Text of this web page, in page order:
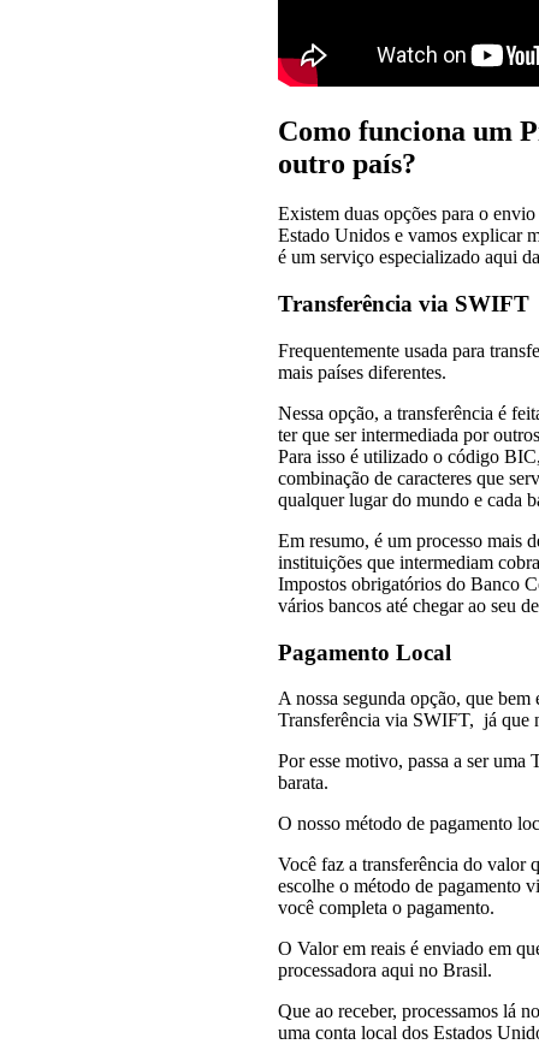
Como funciona um
outro país?
Existem duas opções para o
Estado Unidos e vamos explicar
é um serviço especializado aqui
Transferência via SWIFT
Frequentemente usada para
mais países diferentes.
Nessa opção, a transferência é
ter que ser intermediada por
Para isso é utilizado o código
combinação de caracteres que
qualquer lugar do mundo e cada
Em resumo, é um processo mais
instituições que intermediam
Impostos obrigatórios do Banco
vários bancos até chegar ao seu
Pagamento Local
A nossa segunda opção, que
Transferência via SWIFT, já que
Por esse motivo, passa a ser uma
barata.
O nosso método de pagamento
Você faz a transferência do valor
escolhe o método de pagamento
você completa o pagamento.
O Valor em reais é enviado em
processadora aqui no Brasil.
Que ao receber, processamos lá
uma conta local dos Estados